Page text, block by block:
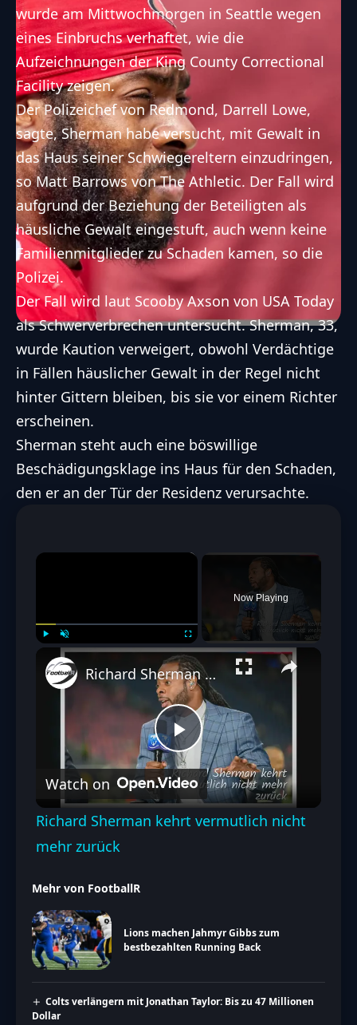
wurde am Mittwochmorgen in Seattle wegen
eines Einbruchs verhaftet, wie die
Aufzeichnungen der King County Correctional
Facility zeigen.
Der Polizeichef von Redmond, Darrell Lowe,
sagte, Sherman habe versucht, mit Gewalt in
das Haus seiner Schwiegereltern einzudringen,
so Matt Barrows von The Athletic. Der Fall wird
aufgrund der Beziehung der Beteiligten als
häusliche Gewalt eingestuft, auch wenn keine
Familienmitglieder zu Schaden kamen, so die
Polizei.
Der Fall wird laut Scooby Axson von USA Today
als Schwerverbrechen untersucht. Sherman, 33,
wurde Kaution verweigert, obwohl Verdächtige
in Fällen häuslicher Gewalt in der Regel nicht
hinter Gittern bleiben, bis sie vor einem Richter
erscheinen.
Sherman steht auch eine böswillige
Beschädigungsklage ins Haus für den Schaden,
den er an der Tür der Residenz verursachte.
×
Unmute Fullscreen
Now Playing
Play
Video
Richard Sherman kehrt vermutlich nicht mehr zurück
Watch on
Richard Sherman kehrt vermutlich nicht
mehr zurück
Mehr von FootballR
Lions machen Jahmyr Gibbs zum
bestbezahlten Running Back
Colts verlängern mit Jonathan Taylor: Bis zu 47 Millionen
Dollar